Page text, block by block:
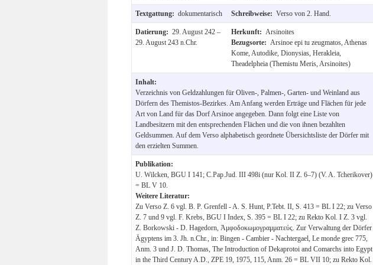
Textgattung: dokumentarisch Schreibweise: Verso von 2. Hand.
Datierung: 29. August 242 –
29. August 243 n.Chr.
Herkunft: Arsinoites
Bezugsorte: Arsinoe epi tu zeugmatos, Athenas
Kome, Autodike, Dionysias, Herakleia,
Theadelpheia (Themistu Meris, Arsinoites)
Inhalt:
Verzeichnis von Geldzahlungen für Oliven-, Palmen-, Garten- und Weinland aus
Dörfern des Themistos-Bezirkes. Am Anfang werden Erträge und Flächen für jede
Art von Land für das Dorf Arsinoe angegeben. Dann folgt eine Liste von
Landbesitzern mit den entsprechenden Flächen und die von ihnen bezahlten
Geldsummen. Auf dem Verso alphabetisch geordnete Übersichtsliste der Dörfer mit
den erzielten Summen.
Publikation:
U. Wilcken, BGU I 141; C.Pap.Jud. III 498i (nur Kol. II Z. 6–7) (V. A. Tcherikover)
= BL V 10.
Weitere Literatur:
Zu Verso Z. 6 vgl. B. P. Grenfell - A. S. Hunt, P.Tebt. II, S. 413 = BL I 22; zu Verso
Z. 7 und 9 vgl. F. Krebs, BGU I Index, S. 395 = BL I 22; zu Rekto Kol. I Z. 3 vgl.
Z. Borkowski - D. Hagedorn, Ἀμφοδοκωμογραμματεύς. Zur Verwaltung der Dörfer
Ägyptens im 3. Jh. n.Chr., in: Bingen - Cambier - Nachtergael, Le monde grec 775,
Anm. 3 und J. D. Thomas, The Introduction of Dekaprotoi and Comarchs into Egypt
in the Third Century A.D., ZPE 19, 1975, 115, Anm. 26 = BL VII 10; zu Rekto Kol.